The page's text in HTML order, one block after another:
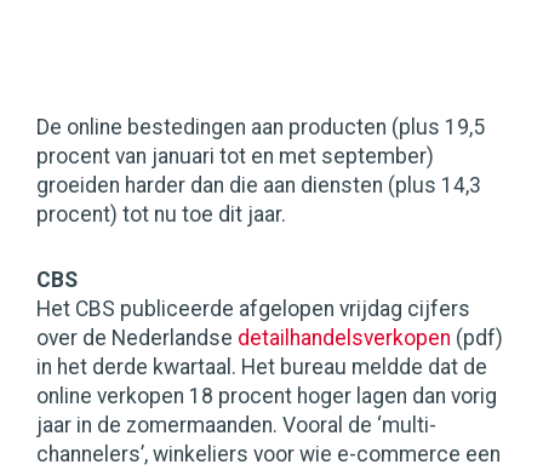
De online bestedingen aan producten (plus 19,5
procent van januari tot en met september)
groeiden harder dan die aan diensten (plus 14,3
procent) tot nu toe dit jaar.
CBS
Het CBS publiceerde afgelopen vrijdag cijfers
over de Nederlandse detailhandelsverkopen (pdf)
in het derde kwartaal. Het bureau meldde dat de
online verkopen 18 procent hoger lagen dan vorig
jaar in de zomermaanden. Vooral de ‘multi-
channelers’, winkeliers voor wie e-commerce een